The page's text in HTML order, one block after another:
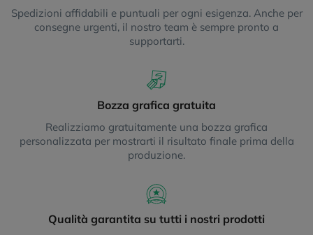
Spedizioni affidabili e puntuali per ogni esigenza. Anche per
consegne urgenti, il nostro team è sempre pronto a
supportarti.
Bozza grafica gratuita
Realizziamo gratuitamente una bozza grafica
personalizzata per mostrarti il risultato finale prima della
produzione.
Qualità garantita su tutti i nostri prodotti